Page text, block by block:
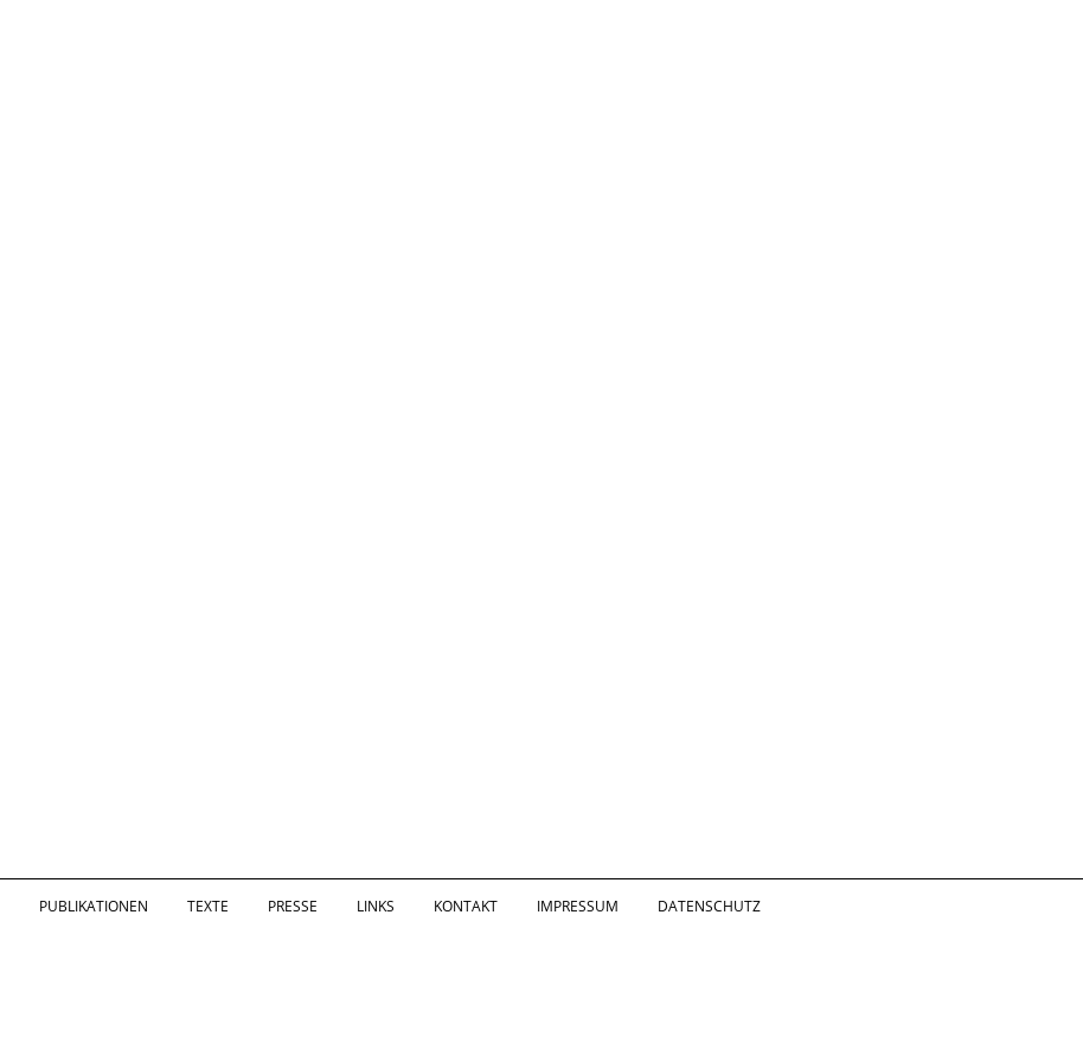
PUBLIKATIONEN TEXTE PRESSE LINKS KONTAKT IMPRESSUM DATENSCHUTZ